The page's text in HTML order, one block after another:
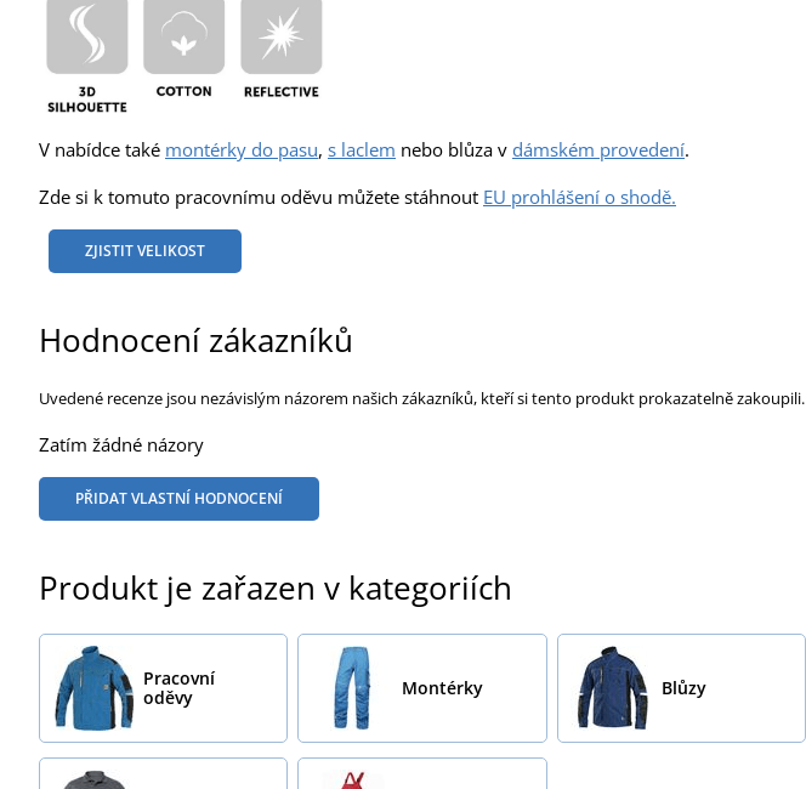
V nabídce také montérky do pasu, s laclem nebo blůza v dámském provedení.
Zde si k tomuto pracovnímu oděvu můžete stáhnout EU prohlášení o shodě.
ZJISTIT VELIKOST
Hodnocení zákazníků
Uvedené recenze jsou nezávislým názorem našich zákazníků, kteří si tento produkt prokazatelně zakoupili.
Zatím žádné názory
PŘIDAT VLASTNÍ HODNOCENÍ
Produkt je zařazen v kategoriích
Pracovní
oděvy
Montérky Blůzy